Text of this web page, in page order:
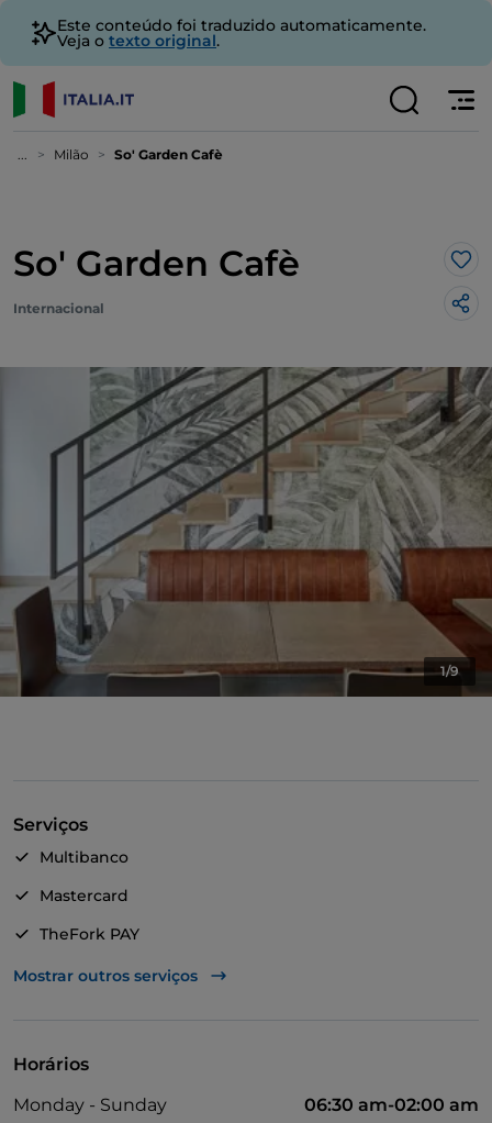
Este conteúdo foi traduzido automaticamente.
Veja o texto original.
... Milão So' Garden Cafè
So' Garden Cafè
Internacional
1/9
Serviços
Multibanco
Mastercard
TheFork PAY
UnionPay via TheFork PAY
Mostrar outros serviços
Horários
Monday - Sunday
06:30 am-02:00 am